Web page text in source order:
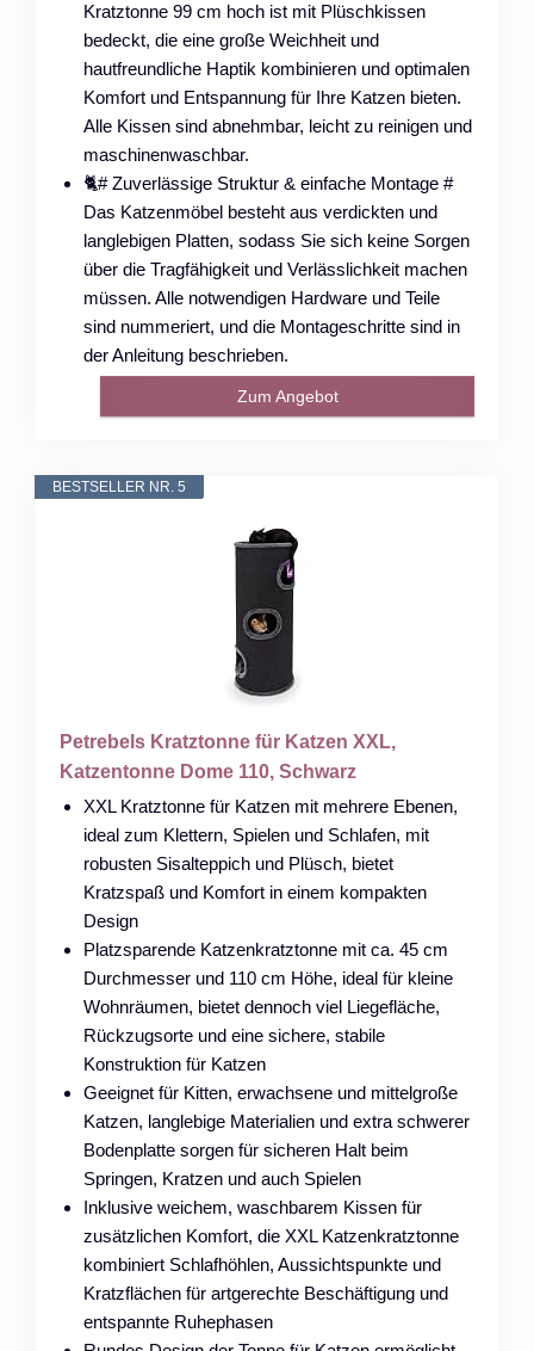
Kratztonne 99 cm hoch ist mit Plüschkissen
bedeckt, die eine große Weichheit und
hautfreundliche Haptik kombinieren und optimalen
Komfort und Entspannung für Ihre Katzen bieten.
Alle Kissen sind abnehmbar, leicht zu reinigen und
maschinenwaschbar.
🐈️# Zuverlässige Struktur & einfache Montage #
Das Katzenmöbel besteht aus verdickten und
langlebigen Platten, sodass Sie sich keine Sorgen
über die Tragfähigkeit und Verlässlichkeit machen
müssen. Alle notwendigen Hardware und Teile
sind nummeriert, und die Montageschritte sind in
der Anleitung beschrieben.
Zum Angebot
BESTSELLER NR. 5
Petrebels Kratztonne für Katzen XXL,
Katzentonne Dome 110, Schwarz
XXL Kratztonne für Katzen mit mehrere Ebenen,
ideal zum Klettern, Spielen und Schlafen, mit
robusten Sisalteppich und Plüsch, bietet
Kratzspaß und Komfort in einem kompakten
Design
Platzsparende Katzenkratztonne mit ca. 45 cm
Durchmesser und 110 cm Höhe, ideal für kleine
Wohnräumen, bietet dennoch viel Liegefläche,
Rückzugsorte und eine sichere, stabile
Konstruktion für Katzen
Geeignet für Kitten, erwachsene und mittelgroße
Katzen, langlebige Materialien und extra schwerer
Bodenplatte sorgen für sicheren Halt beim
Springen, Kratzen und auch Spielen
Inklusive weichem, waschbarem Kissen für
zusätzlichen Komfort, die XXL Katzenkratztonne
kombiniert Schlafhöhlen, Aussichtspunkte und
Kratzflächen für artgerechte Beschäftigung und
entspannte Ruhephasen